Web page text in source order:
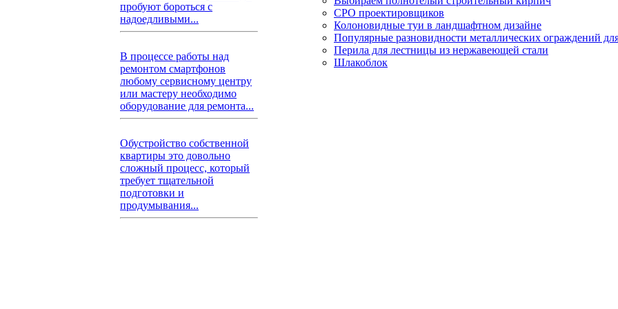
пробуют бороться с
надоедливыми...
В процессе работы над
ремонтом смартфонов
любому сервисному центру
или мастеру необходимо
оборудование для ремонта...
Обустройство собственной
квартиры это довольно
сложный процесс, который
требует тщательной
подготовки и
продумывания...
СРО проектировщиков
Колоновидные туи в ландшафтном дизайне
Популярные разновидности металлических ограждений для
Перила для лестницы из нержавеющей стали
Шлакоблок